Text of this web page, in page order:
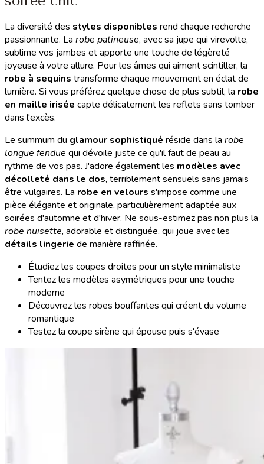
La diversité des styles disponibles rend chaque recherche
passionnante. La robe patineuse, avec sa jupe qui virevolte,
sublime vos jambes et apporte une touche de légèreté
joyeuse à votre allure. Pour les âmes qui aiment scintiller, la
robe à sequins transforme chaque mouvement en éclat de
lumière. Si vous préférez quelque chose de plus subtil, la robe
en maille irisée capte délicatement les reflets sans tomber
dans l'excès.
Le summum du glamour sophistiqué réside dans la robe
longue fendue qui dévoile juste ce qu'il faut de peau au
rythme de vos pas. J'adore également les modèles avec
décolleté dans le dos, terriblement sensuels sans jamais
être vulgaires. La robe en velours s'impose comme une
pièce élégante et originale, particulièrement adaptée aux
soirées d'automne et d'hiver. Ne sous-estimez pas non plus la
robe nuisette, adorable et distinguée, qui joue avec les
détails lingerie de manière raffinée.
Étudiez les coupes droites pour un style minimaliste
Tentez les modèles asymétriques pour une touche
moderne
Découvrez les robes bouffantes qui créent du volume
romantique
Testez la coupe sirène qui épouse puis s'évase